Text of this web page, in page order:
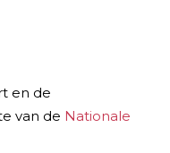
en de
van de Nationale